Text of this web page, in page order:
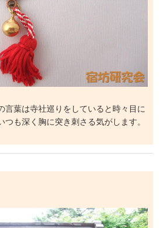
葉は寺社巡りをしていると時々目に
も深く胸に突き刺さる気がします。